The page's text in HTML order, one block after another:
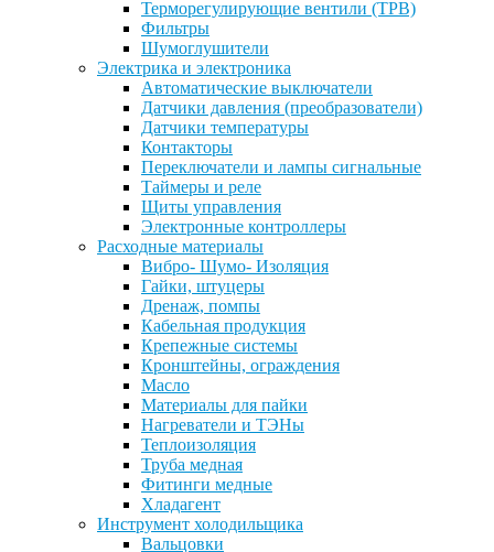
Терморегулирующие вентили (ТРВ)
Фильтры
Шумоглушители
Электрика и электроника
Автоматические выключатели
Датчики давления (преобразователи)
Датчики температуры
Контакторы
Переключатели и лампы сигнальные
Таймеры и реле
Щиты управления
Электронные контроллеры
Расходные материалы
Вибро- Шумо- Изоляция
Гайки, штуцеры
Дренаж, помпы
Кабельная продукция
Крепежные системы
Кронштейны, ограждения
Масло
Материалы для пайки
Нагреватели и ТЭНы
Теплоизоляция
Труба медная
Фитинги медные
Хладагент
Инструмент холодильщика
Вальцовки